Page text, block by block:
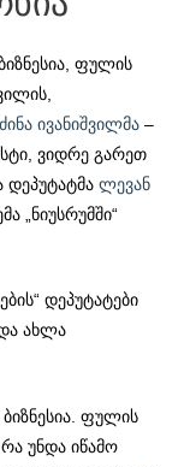
ფულის
ივანიშვილმა –
ვიდრე გარეთ
დეპუტატმალევან
„ნიუსრუმში“
დეპუტატები
ახლა
ფულის
უნდა იწამო